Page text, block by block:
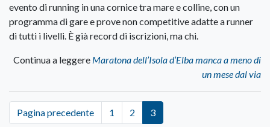
evento di running in una cornice tra mare e colline, con un
programma di gare e prove non competitive adatte a runner
di tutti i livelli. È già record di iscrizioni, ma chi.
Continua a leggere Maratona dell’Isola d’Elba manca a meno di
un mese dal via
Pagina precedente 1 2 3